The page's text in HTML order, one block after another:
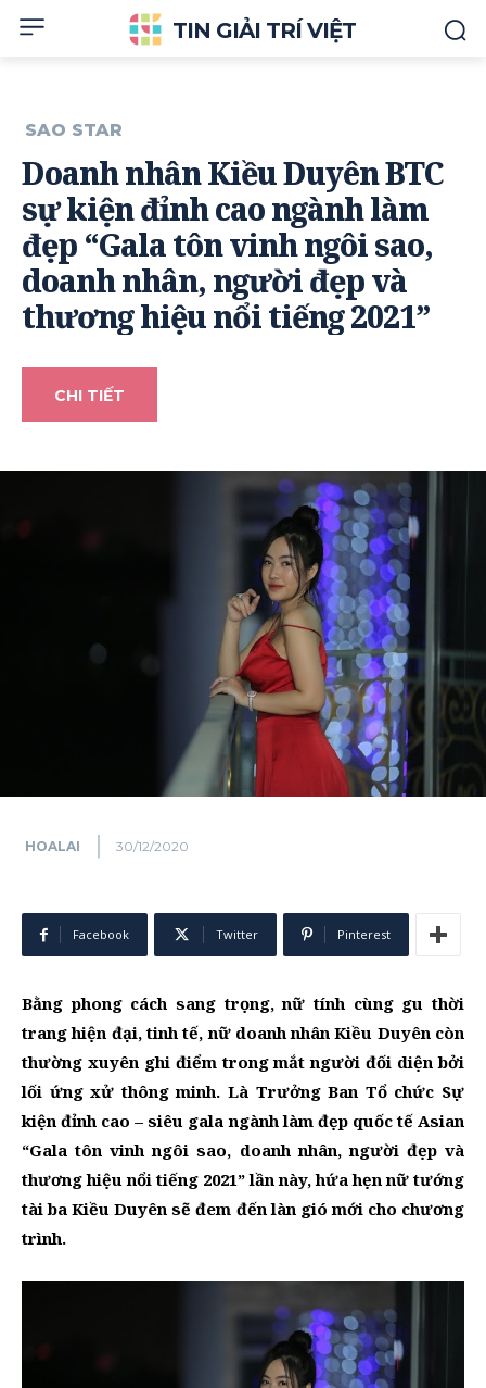
TIN GIẢI TRÍ VIỆT
SAO STAR
Doanh nhân Kiều Duyên BTC
sự kiện đỉnh cao ngành làm
đẹp “Gala tôn vinh ngôi sao,
doanh nhân, người đẹp và
thương hiệu nổi tiếng 2021”
CHI TIẾT
HOALAI 30/12/2020
Facebook Twitter Pinterest
Bằng phong cách sang trọng, nữ tính cùng gu thời
trang hiện đại, tinh tế, nữ doanh nhân Kiều Duyên còn
thường xuyên ghi điểm trong mắt người đối diện bởi
lối ứng xử thông minh. Là Trưởng Ban Tổ chức Sự
kiện đỉnh cao – siêu gala ngành làm đẹp quốc tế Asian
“Gala tôn vinh ngôi sao, doanh nhân, người đẹp và
thương hiệu nổi tiếng 2021” lần này, hứa hẹn nữ tướng
tài ba Kiều Duyên sẽ đem đến làn gió mới cho chương
trình.